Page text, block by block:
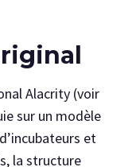
Alacrity (voir
sur un modèle
et
la structure